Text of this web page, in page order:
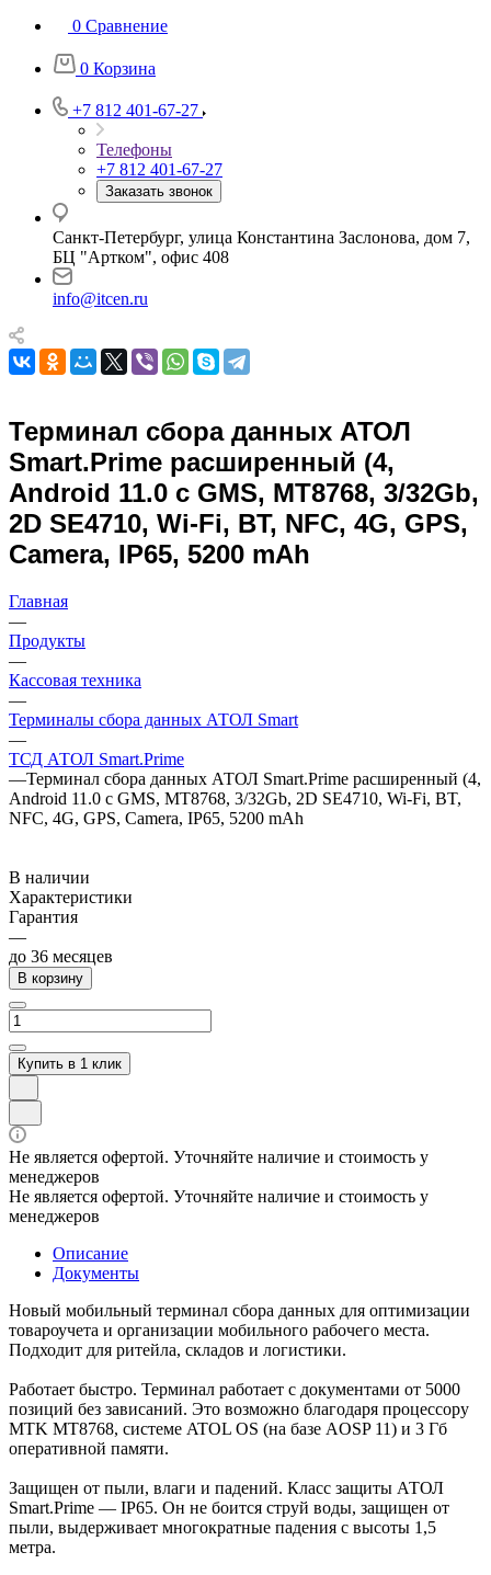
0 Сравнение
0 Корзина
+7 812 401-67-27
Телефоны
+7 812 401-67-27
Заказать звонок
Санкт-Петербург, улица Константина Заслонова, дом 7,
БЦ "Артком", офис 408
info@itcen.ru
Терминал сбора данных АТОЛ
Smart.Prime расширенный (4,
Android 11.0 с GMS, MT8768, 3/32Gb,
2D SE4710, Wi-Fi, BT, NFC, 4G, GPS,
Camera, IP65, 5200 mAh
Главная
—
Продукты
—
Кассовая техника
—
Терминалы сбора данных АТОЛ Smart
—
ТСД АТОЛ Smart.Prime
—Терминал сбора данных АТОЛ Smart.Prime расширенный (4,
Android 11.0 с GMS, MT8768, 3/32Gb, 2D SE4710, Wi-Fi, BT,
NFC, 4G, GPS, Camera, IP65, 5200 mAh
В наличии
Характеристики
Гарантия
—
до 36 месяцев
В корзину
Купить в 1 клик
Не является офертой. Уточняйте наличие и стоимость у
менеджеров
Не является офертой. Уточняйте наличие и стоимость у
менеджеров
Описание
Документы
Новый мобильный терминал сбора данных для оптимизации
товароучета и организации мобильного рабочего места.
Подходит для ритейла, складов и логистики.
Работает быстро. Терминал работает с документами от 5000
позиций без зависаний. Это возможно благодаря процессору
MTK MT8768, системе ATOL OS (на базе AOSP 11) и 3 Гб
оперативной памяти.
Защищен от пыли, влаги и падений. Класс защиты АТОЛ
Smart.Prime — IP65. Он не боится струй воды, защищен от
пыли, выдерживает многократные падения с высоты 1,5
метра.